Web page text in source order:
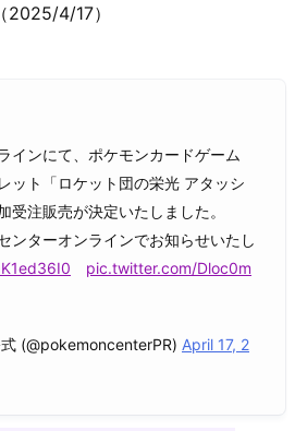
（2025/4/17）
インにて、ポケモンカードゲーム
ット「ロケット団の栄光 アタッシ
受注販売が決定いたしました。
ンターオンラインでお知らせいたし
pic.twitter.com/Dloc0m
(@pokemoncenterPR) April 17, 2